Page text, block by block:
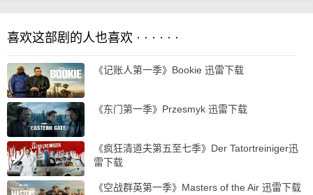
喜欢这部剧的人也喜欢 · · · · · ·
《记账人第一季》Bookie 迅雷下载
《东门第一季》Przesmyk 迅雷下载
《疯狂清道夫第五至七季》Der Tatortreiniger迅
雷下载
《空战群英第一季》Masters of the Air 迅雷下载